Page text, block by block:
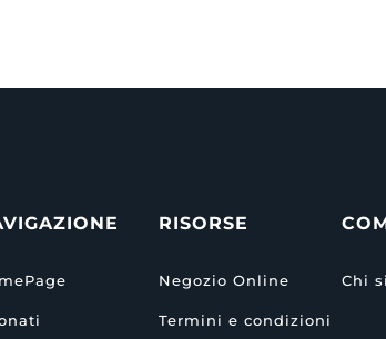
RISORSE
Negozio Online
Termini e condizioni
Chi